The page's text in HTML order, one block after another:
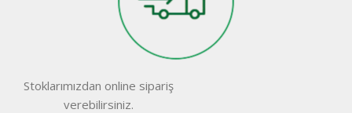
Stoklarımızdan online sipariş
verebilirsiniz.